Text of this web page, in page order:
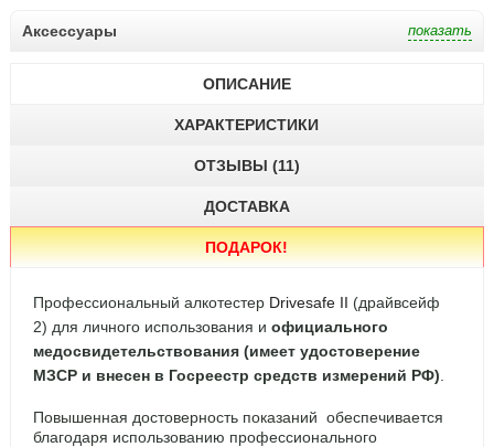
Аксессуары
ОПИСАНИЕ
ХАРАКТЕРИСТИКИ
ОТЗЫВЫ (11)
ДОСТАВКА
ПОДАРОК!
Профессиональный алкотестер Drivesafe II (драйвсейф
2) для личного использования и официального
медосвидетельствования (имеет удостоверение
МЗСР и внесен в Госреестр средств измерений РФ)
Повышенная достоверность показаний обеспечивается
благодаря использованию профессионального